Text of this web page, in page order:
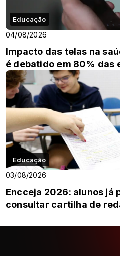
Educação
04/08/2026
Impacto das telas na
é debatido em 80% das
Educação
03/08/2026
Encceja 2026: alunos já
consultar cartilha de